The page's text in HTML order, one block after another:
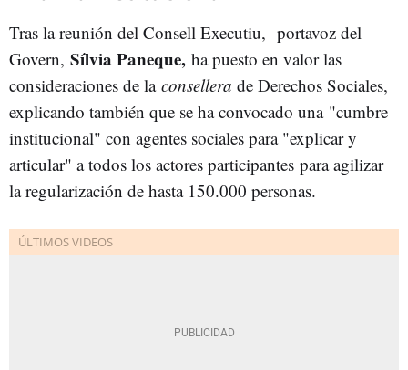
Tras la reunión del Consell Executiu, portavoz del
Govern, Sílvia Paneque, ha puesto en valor las
consideraciones de la consellera de Derechos Sociales,
explicando también que se ha convocado una "cumbre
institucional" con agentes sociales para "explicar y
articular" a todos los actores participantes para agilizar
la regularización de hasta 150.000 personas.